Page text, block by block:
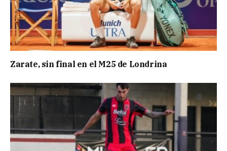
Zarate, sin final en el M25 de Londrina